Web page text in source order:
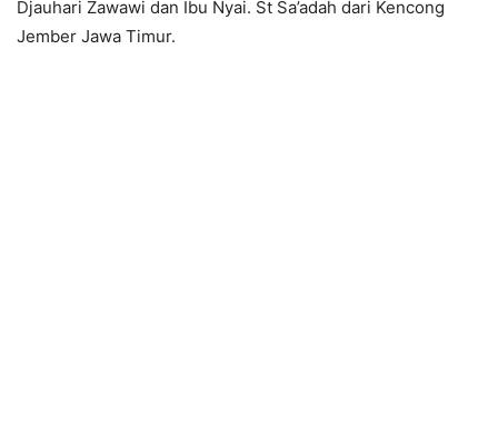
Djauhari Zawawi dan Ibu Nyai. St Sa’adah dari Kencong
Jember Jawa Timur.